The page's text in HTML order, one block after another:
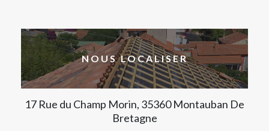
NOUS LOCALISER
17 Rue du Champ Morin, 35360 Montauban De
Bretagne